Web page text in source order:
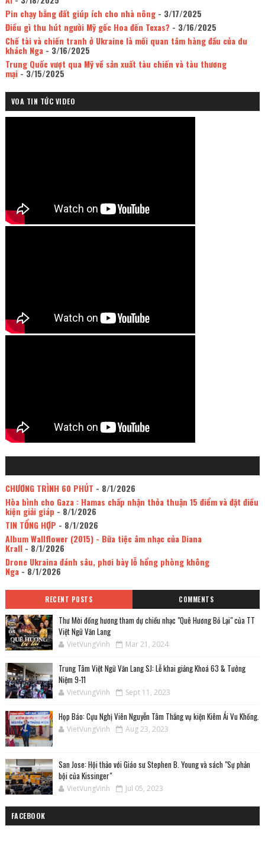
Pin chạy bằng đất giúp ích cho nhà nông- 3/17/2025
Điều gì thu hút người Mỹ gốc Hoa đến Texas?- 3/16/2025
Chế tài và chiến tranh ở Ukraine là mối quan tâm hàng đầu của du
khách Nga- 3/16/2025
Trung Quốc vượt qua Mỹ về sản xuất tàu chiến và tàu thương
mại- 3/15/2025
VOA TIN TỨC VIDEO
CHƯƠNG TRÌNH 60 PHÚT - 8/1/2026
Hòa bình cho Gaza : Hamas chấp nhận thỏa thuận 15 điểm và đặt điều
kiện giải giáp - 8/1/2026
TIN TỔNG HỢP - 8/1/2026
Album Wallflower (2015) - Bữa tiệc âm nhạc của Diana
Krall- 8/1/2026
Drone Ukraina đánh sâu, phơi bày lỗ hổng phòng không
Nga- 8/1/2026
RECENT POSTS COMMENTS
Thư Mời đồng hương tham dự chiều nhạc "Quê Hương Bỏ Lại" của TT
Việt Ngữ Văn Lang
VietVungVinh Mar 21, 2024
Trung Tâm Việt Ngữ Văn Lang SJ: Lễ khai giảng Khoá 63 & Tưởng
Niệm 9-11
VietVungVinh Sept 11, 2023
Họp Báo: Cựu Nghị Viên Nguyễn Tâm Thắng vụ kiện Kiêm Ái Vu Khống.
VietVungVinh Aug 23, 2023
San Jose: Hội thảo với Giáo sư Stephen B. Young và sách "Sự phản
bội của Kissinger"
VietVungVinh Jul 05, 2023
FACEBOOK